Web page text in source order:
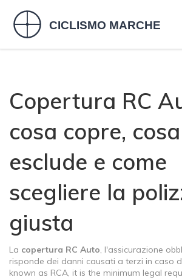
Copertura RC
cosa copre, cosa
esclude e come
scegliere la
giusta
La copertura RC Auto, l'assicurazione
risponde dei danni causati a terzi in caso
known as RCA, it is the minimum legal